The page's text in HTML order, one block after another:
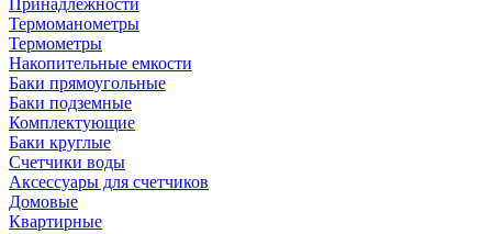
Термоманометры
Термометры
Накопительные емкости
Баки прямоугольные
Баки подземные
Комплектующие
Баки круглые
Счетчики воды
Аксессуары для счетчиков
Домовые
Квартирные